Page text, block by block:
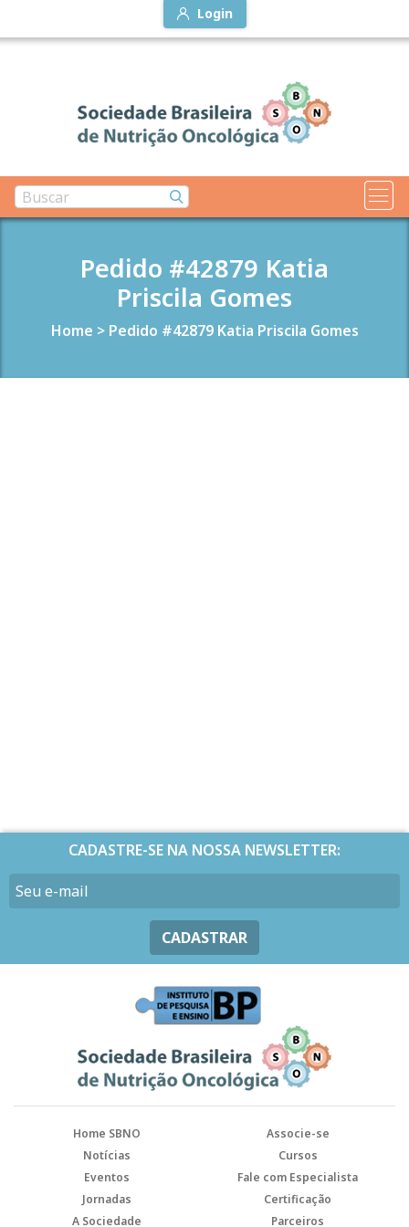
Login
Pedido #42879 Katia
Priscila Gomes
Home > Pedido #42879 Katia Priscila Gomes
CADASTRE-SE NA NOSSA NEWSLETTER:
CADASTRAR
Home SBNO
Associe-se
Notícias
Cursos
Eventos
Fale com Especialista
Jornadas
Certificação
A Sociedade
Parceiros